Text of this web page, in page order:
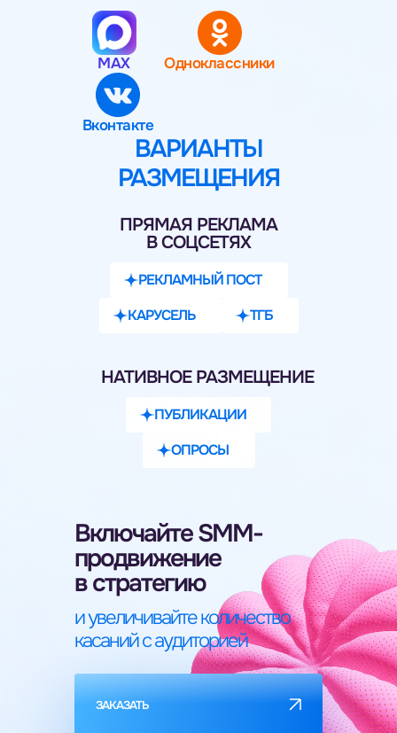
MAX Одноклассники
Вконтакте
НАТИВНОЕ РАЗМЕЩЕНИЕ
ПУБЛИКАЦИИ
ОПРОСЫ
РЕКЛАМНЫЙ ПОСТ
КАРУСЕЛЬ
ТГБ
ВАРИАНТЫ
РАЗМЕЩЕНИЯ
ПРЯМАЯ РЕКЛАМА
В СОЦСЕТЯХ
ЗАКАЗАТЬ
Включайте SMM-
продвижение
в стратегию
и увеличивайте количество
касаний с аудиторией